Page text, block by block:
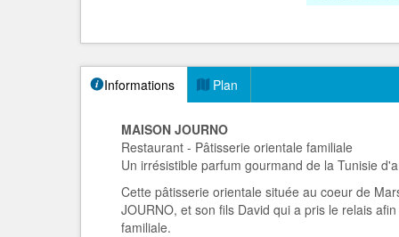
Informations Plan
MAISON JOURNO
Restaurant - Pâtisserie orientale familiale
Un irrésistible parfum gourmand de la Tunisie
Cette pâtisserie orientale située au coeur de
JOURNO, et son fils David qui a pris le relais
familiale.